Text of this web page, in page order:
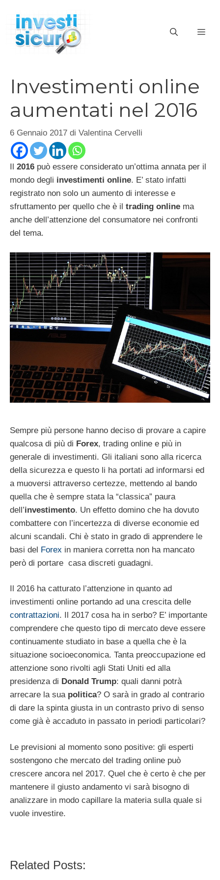
contenuto
Investimenti online
aumentati nel 2016
6 Gennaio 2017 di Valentina Cervelli
2016 può essere considerato un’ottima annata per il
mondo degli investimenti online. E’ stato infatti
registrato non solo un aumento di interesse e
sfruttamento per quello che è il trading online ma
anche dell’attenzione del consumatore nei confronti
del tema.
Sempre più persone hanno deciso di provare a capire
qualcosa di più di Forex, trading online e più in
generale di investimenti. Gli italiani sono alla ricerca
della sicurezza e questo li ha portati ad informarsi ed
a muoversi attraverso certezze, mettendo al bando
quella che è sempre stata la “classica” paura
dell’investimento. Un effetto domino che ha dovuto
combattere con l’incertezza di diverse economie ed
alcuni scandali. Chi è stato in grado di apprendere le
basi del Forex in maniera corretta non ha mancato
però di portare casa discreti guadagni.
Il 2016 ha catturato l’attenzione in quanto ad
investimenti online portando ad una crescita delle
contrattazioni. Il 2017 cosa ha in serbo? E’ importante
comprendere che questo tipo di mercato deve essere
continuamente studiato in base a quella che è la
situazione socioeconomica. Tanta preoccupazione ed
attenzione sono rivolti agli Stati Uniti ed alla
presidenza di Donald Trump: quali danni potrà
arrecare la sua politica? O sarà in grado al contrario
di dare la spinta giusta in un contrasto privo di senso
come già è accaduto in passato in periodi particolari?
Le previsioni al momento sono positive: gli esperti
sostengono che mercato del trading online può
crescere ancora nel 2017. Quel che è certo è che per
mantenere il giusto andamento vi sarà bisogno di
analizzare in modo capillare la materia sulla quale si
vuole investire.
Related Posts: